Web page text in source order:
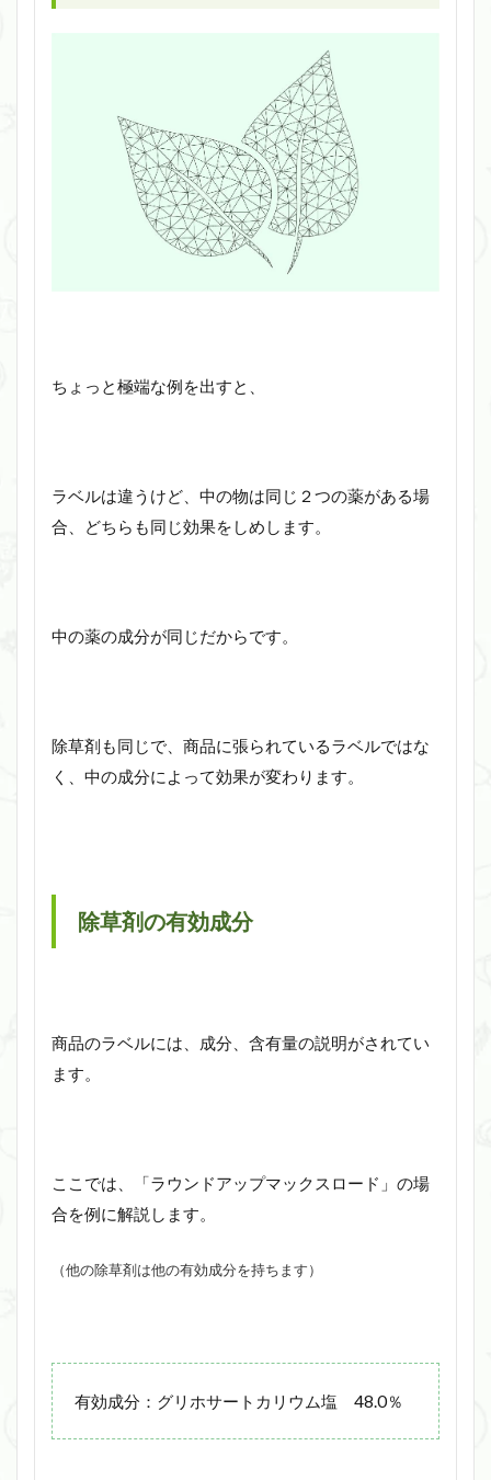
ちょっと極端な例を出すと、
ラベルは違うけど、中の物は同じ２つの薬がある場
合、どちらも同じ効果をしめします。
中の薬の成分が同じだからです。
除草剤も同じで、商品に張られているラベルではな
く、中の成分によって効果が変わります。
除草剤の有効成分
商品のラベルには、成分、含有量の説明がされてい
ます。
ここでは、「ラウンドアップマックスロード」の場
合を例に解説します。
（他の除草剤は他の有効成分を持ちます）
有効成分：グリホサートカリウム塩 48.0％